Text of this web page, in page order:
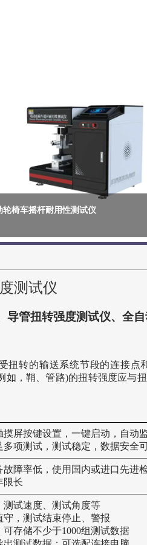
轮椅车摇杆耐用性测试仪
测试仪
导管扭转强度测试仪、全
扭转的输送系统节段的连接点
如，鞘、管路)的扭转强度应与
摸屏按键设置，一键启动，自动
多项测试，测试稳定，数据安全
障率低，使用国内或进口先进
限长
测试速度、测试角度等
守，测试结束停止、警报
存储不少于1000组测试数据